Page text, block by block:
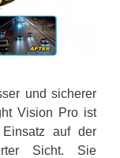
und sicherer
Vision Pro ist
auf der
Sicht. Sie